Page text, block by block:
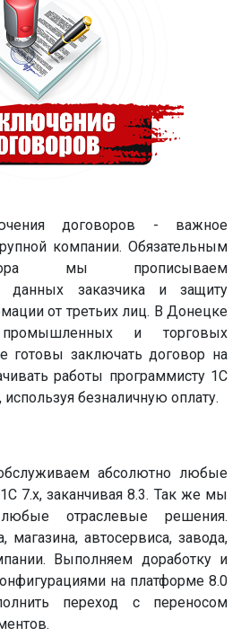
договоров - важное
компании. Обязательным
мы прописываем
данных заказчика и защиту
от третьих лиц. В Донецке
и торговых
готовы заключать договор на
работы программисту 1С
используя безналичную оплату.
абсолютно любые
7.х, заканчивая 8.3. Так же мы
отраслевые решения.
магазина, автосервиса, завода,
Выполняем доработку и
на платформе 8.0
переход с переносом